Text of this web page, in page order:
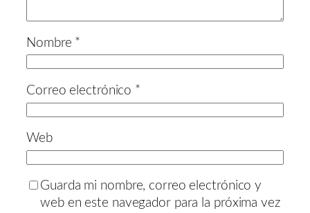
Nombre *
Correo electrónico *
Web
Guarda mi nombre, correo electrónico y
web en este navegador para la próxima vez